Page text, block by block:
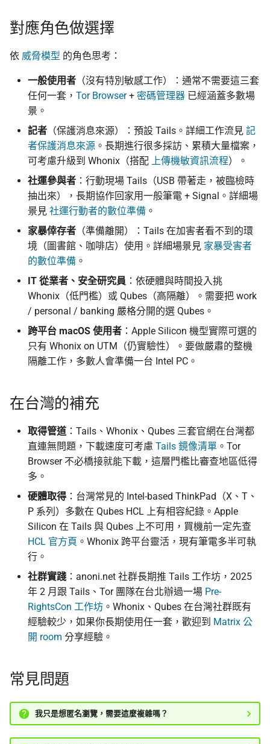
對應角色做選擇
依 威脅模型 的角色思考：
一般使用者 （沒有特別敏感工作）：通常不需要這三套
任何一套， Tor Browser+ 密碼管理器 已經涵蓋多數場
景。
記者 （保護消息來源）：預設 Tails。詳細工作流見 記
者保護消息來源 。長期進行很多採訪、累積大量檔案，
可考慮升級到 Whonix（搭配 上傳機敏資訊流程）。
社運參與者 ：行動現場 Tails（USB 帶著走，被臨檢時
抽出來），長期協作回家用一般筆電 + Signal。詳細場
景見 社運行動者的數位準備 。
家暴倖存者 （準備離開）：Tails 在加害者看不到的環
境（圖書館、咖啡店）使用。詳細場景見 家暴受害者
的數位準備 。
IT 從業者、安全研究員 ：依硬體與時間投入挑
Whonix（低門檻）或 Qubes（高隔離）。需要把 work
/ personal / banking 嚴格分開的選 Qubes。
跨平台 macOS 使用者 ：Apple Silicon 機型實際可選的
只有 Whonix on UTM（仍實驗性）。要做嚴肅的整機
隔離工作，多數人會準備一台 Intel PC。
在台灣的補充
取得管道 ：Tails、Whonix、Qubes 三套官網在台灣都
直連無問題，下載速度可考慮 Tails 鏡像清單 。Tor
Browser 不必橋接就能下載，這層門檻比審查地區低得
多。
硬體取得 ：台灣常見的 Intel-based ThinkPad（X、T、
P 系列）多數在 Qubes HCL 上有相容紀錄。Apple
Silicon 在 Tails 與 Qubes 上不可用，買機前一定先查
HCL 官方頁 。Whonix 跨平台靈活，現有筆電多半可執
行。
社群實踐 ：anoni.net 社群長期推 Tails 工作坊，2025
年 2 月跟 Tails、Tor 團隊在台北辦過一場 Pre-
RightsCon 工作坊 。Whonix、Qubes 在台灣社群既有
經驗較少，如果你長期使用任一套，歡迎到 Matrix 公
開 room 分享經驗。
常見問題
我只是想匿名瀏覽，需要這麼複雜嗎？